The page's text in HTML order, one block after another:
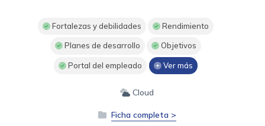
Fortalezas y debilidades Rendimiento
Planes de desarrollo Objetivos
Portal del empleado Ver más
Cloud
Ficha completa >